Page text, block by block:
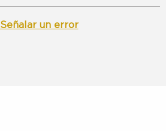
Señalar un error